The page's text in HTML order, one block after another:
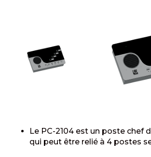
Le PC-2104 est un poste chef
qui peut être relié à 4 postes